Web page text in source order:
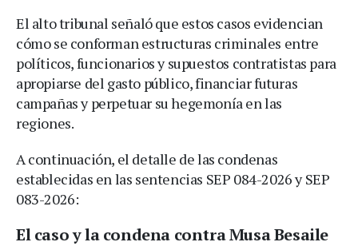
El alto tribunal señaló que estos casos evidencian
cómo se conforman estructuras criminales entre
políticos, funcionarios y supuestos contratistas para
apropiarse del gasto público, financiar futuras
campañas y perpetuar su hegemonía en las
regiones.
A continuación, el detalle de las condenas
establecidas en las sentencias SEP 084-2026 y SEP
083-2026:
El caso y la condena contra Musa Besaile